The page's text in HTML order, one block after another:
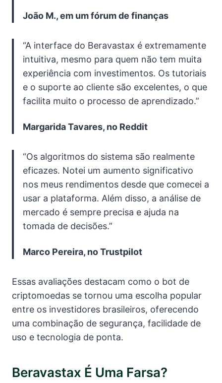
João M., em um fórum de finanças
“A interface do Beravastax é extremamente
intuitiva, mesmo para quem não tem muita
experiência com investimentos. Os tutoriais
e o suporte ao cliente são excelentes, o que
facilita muito o processo de aprendizado.”
Margarida Tavares, no Reddit
“Os algoritmos do sistema são realmente
eficazes. Notei um aumento significativo
nos meus rendimentos desde que comecei a
usar a plataforma. Além disso, a análise de
mercado é sempre precisa e ajuda na
tomada de decisões.”
Marco Pereira, no Trustpilot
Essas avaliações destacam como o bot de
criptomoedas se tornou uma escolha popular
entre os investidores brasileiros, oferecendo
uma combinação de segurança, facilidade de
uso e tecnologia de ponta.
Beravastax É Uma Farsa?